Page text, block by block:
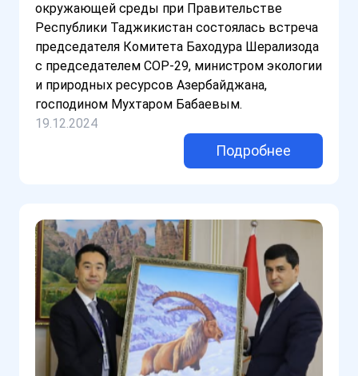
окружающей среды при Правительстве
Республики Таджикистан состоялась встреча
председателя Комитета Баходура Шерализода
с председателем COP-29, министром экологии
и природных ресурсов Азербайджана,
господином Мухтаром Бабаевым.
19.12.2024
Подробнее